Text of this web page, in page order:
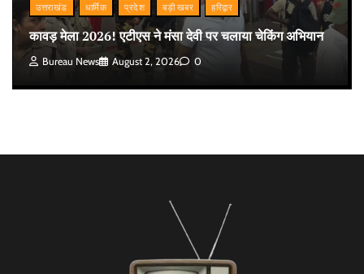
उत्तराखंड धार्मिक प्रदेश बड़ी खबर हरिद्वार
कावड़ मेला 2026! एटीएस ने मंसा देवी पर चलाया चेकिंग अभियान
Bureau News August 2, 2026 0